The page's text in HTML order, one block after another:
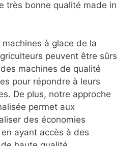
très bonne qualité made in
à glace de la
peuvent être sûrs
machines de qualité
pour répondre à leurs
De plus, notre approche
permet aux
des économies
ayant accès à des